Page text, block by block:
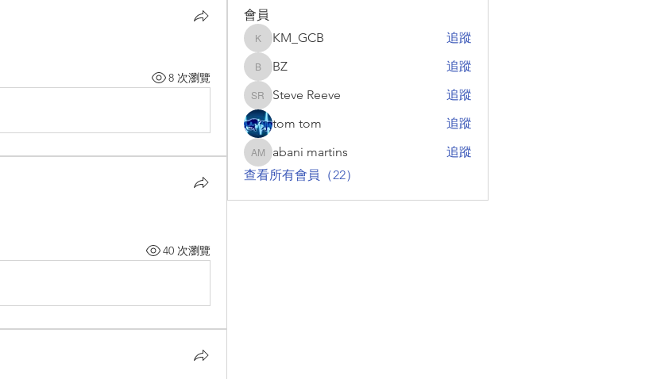
8 次瀏覽
40 次瀏覽
會員
KM_GCB
KM_GCB 追蹤
BZ
BZ 追蹤
Steve Reeve
Steve Reeve
追蹤
tom tom
追蹤
abani martins
abani martins
追蹤
查看所有會員（22）